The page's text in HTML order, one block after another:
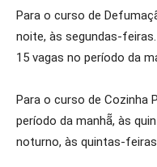
Para o curso de
noite, às segundas-
15 vagas no período da
Para o curso de Cozinha
período da manhã̃, às
noturno, às quintas-